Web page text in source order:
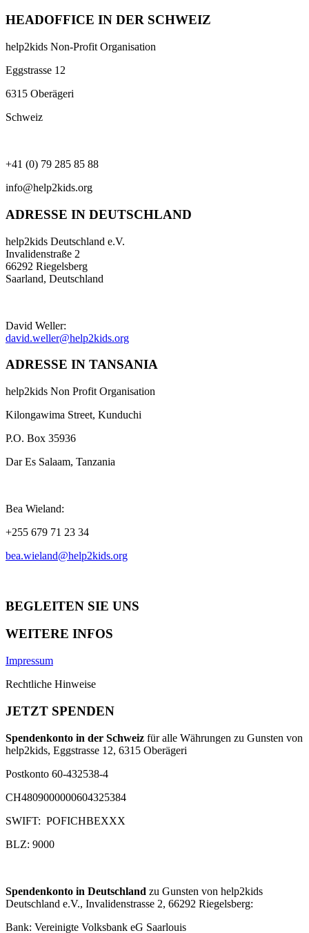
HEADOFFICE IN DER SCHWEIZ
help2kids Non-Profit Organisation
Eggstrasse 12
6315 Oberägeri
Schweiz
+41 (0) 79 285 85 88
info@help2kids.org
ADRESSE IN DEUTSCHLAND
help2kids Deutschland e.V.
Invalidenstraße 2
66292 Riegelsberg
Saarland, Deutschland
David Weller:
david.weller@help2kids.org
ADRESSE IN TANSANIA
help2kids Non Profit Organisation
Kilongawima Street, Kunduchi
P.O. Box 35936
Dar Es Salaam, Tanzania
Bea Wieland:
+255 679 71 23 34
bea.wieland@help2kids.org
BEGLEITEN SIE UNS
WEITERE INFOS
Impressum
Rechtliche Hinweise
JETZT SPENDEN
Spendenkonto in der Schweiz für alle Währungen zu Gunsten von
help2kids, Eggstrasse 12, 6315 Oberägeri
Postkonto 60-432538-4
CH4809000000604325384
SWIFT: POFICHBEXXX
BLZ: 9000
Spendenkonto in Deutschland zu Gunsten von help2kids
Deutschland e.V., Invalidenstrasse 2, 66292 Riegelsberg:
Bank: Vereinigte Volksbank eG Saarlouis